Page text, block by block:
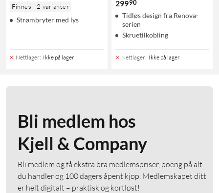
Finnes i 2 varianter
Strømbryter med lys
Nettlager: Ikke på lager
29990
Tidløs design fra Renova-
serien
Skruetilkobling
Nettlager: Ikke på lager
Bli medlem hos
Kjell & Company
Bli medlem og få ekstra bra medlemspriser, poeng på alt
du handler og 100 dagers åpent kjøp. Medlemskapet ditt
er helt digitalt – praktisk og kortløst!